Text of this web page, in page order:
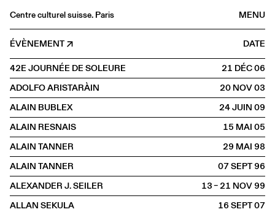
MENU
Centre culturel suisse. Paris
Agenda
Librairie
Buvette
Archives
Médiathèque
Éditions
Informations
FR/EN
PROJECTION
ÉVÈNEMENT
DATE
42E JOURNÉE DE SOLEURE
21 DÉC2006
ADOLFO ARISTARÀIN
20 NOV2003
ALAIN BUBLEX
24 JUIN2009
ALAIN RESNAIS
15 MAI2005
ALAIN TANNER
29 MAI1998
ALAIN TANNER
07 SEPT1996
ALEXANDER J. SEILER
13 – 21 NOV1999
ALLAN SEKULA
16 SEPT2007